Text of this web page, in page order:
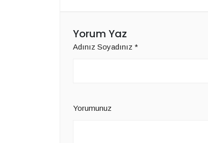
Yorum Yaz
Adınız Soyadınız *
Yorumunuz